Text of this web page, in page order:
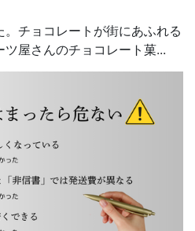
チョコレートが街にあふれる
屋さんのチョコレート菓...